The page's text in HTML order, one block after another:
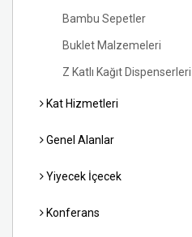
Bambu Sepetler
Buklet Malzemeleri
Z Katlı Kağıt Dispenserleri
Kat Hizmetleri
Genel Alanlar
Yiyecek İçecek
Konferans